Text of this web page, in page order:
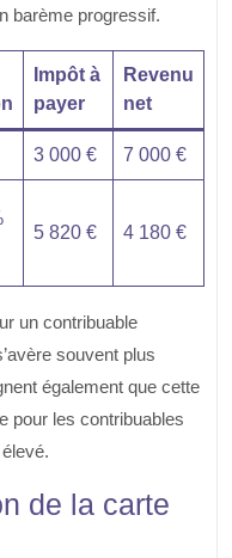
barème progressif.
Impôt à
payer
Revenu
net
3 000 € 7 000 €
5 820 € 4 180 €
un contribuable
souvent plus
également que cette
pour les contribuables
de la carte